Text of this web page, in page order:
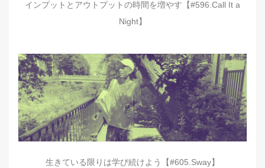
インプットとアウトプットの時間を増やす【#596.Call It a
Night】
生きている限りは学び続けよう【#605.Sway】